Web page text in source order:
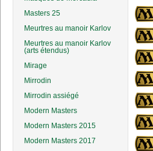
Masters 25
Meurtres au manoir Karlov
Meurtres au manoir Karlov
(arts étendus)
Mirage
Mirrodin
Mirrodin assiégé
Modern Masters
Modern Masters 2015
Modern Masters 2017